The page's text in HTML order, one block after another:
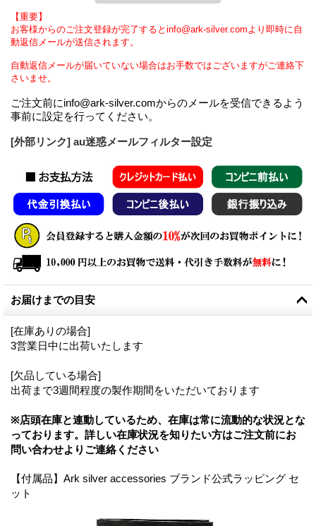
【重要】
お客様からのご注文登録が完了するとinfo@ark-silver.comより即時に自
動返信メールが送信されます。
自動返信メールが届いていない場合はお手数ではございますがご連絡下
さいませ。
ご注文前にinfo@ark-silver.comからのメールを受信できるよう
事前に設定を行ってください。
[外部リンク] au迷惑メールフィルター設定
お届けまでの目安
[在庫ありの場合]
3営業日中に出荷いたします
[欠品している場合]
出荷まで3週間程度の製作期間をいただいております
※店頭在庫と連動しているため、在庫は常に流動的な状況とな
っております。詳しい在庫状況を知りたい方はご注文前にお
問い合わせよりご連絡ください
【付属品】Ark silver accessories ブランド公式ラッピング セ
ット